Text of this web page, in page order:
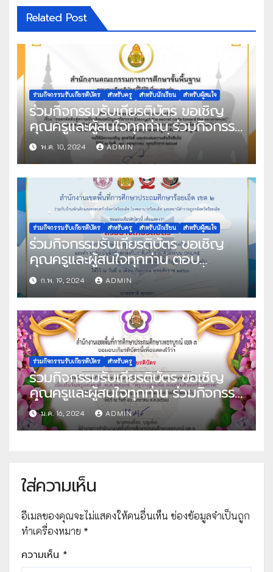
Related Post
ร่วมกิจกรรมรับเกียรติบัตร สำหรับครู สำหรับนักเรียน สำหรับผู้สนใจ
ร่วมกิจกรรมรับเกียรติบัตร ขอเชิญ
คุณครูและผู้สนใจทุกท่าน ร่วมกิจกรรม
รับเกียรติบัตรออนไลน์ เรื่อง ถอดรหัส
ลับสู่ความเป็นเลิศยอดปัญญาวิชาการ
(Decrypt the secret code toward
the excellence) งานมหกรรม
วิชาการอนุบาลประจำจังหวัดภาคเหนือ
ครั้งที่ 3 ปีการศึกษา 2566 รับเกียรติ
บัตรทาง E-mail โดยนายสุรินทร์ มั่น
ประสงค์ ผู้ช่วยเลขาธิการคณะกรรมการ
การศึกษาขั้นพื้นฐาน
พ.ค. 10, 2024 ADMIN
ร่วมกิจกรรมรับเกียรติบัตร สำหรับครู สำหรับนักเรียน สำหรับผู้สนใจ
ร่วมกิจกรรมรับเกียรติบัตร ขอเชิญ
คุณครูและผู้สนใจทุกท่าน ตอบ
แบบสอบถามความพึงพอใจ เพื่อรับ
เกียรติบัตรการประชุมเชิงปฏิบัติการ
ความปลอดภัยในโรงเรียนและทำ
MOU บันทึกข้อตกลงกับภาคีเครือข่าย
ด้วยระบบ online รับเกียรติบัตรทาง
E-mail ทันที หลังจากตอบ
แบบสอบถามแล้ว จัดทำโดย
สพป.ร้อยเอ็ด เขต 2
ก.พ. 19, 2024 ADMIN
ร่วมกิจกรรมรับเกียรติบัตร สำหรับครู
ร่วมกิจกรรมรับเกียรติบัตร ขอเชิญ
คุณครูและผู้สนใจทุกท่าน ร่วมกิจกรรม
ตั้งปณิธานวันครูด้วยระบบ
อิเล็กทรอนิกส์ เพื่อรับเกียรติบัตรครูดี
ม.ค. 16, 2024 ADMIN
ใส่ความเห็น
อีเมลของคุณจะไม่แสดงให้คนอื่นเห็น ช่องข้อมูลจำเป็นถูก
ทำเครื่องหมาย *
ความเห็น *